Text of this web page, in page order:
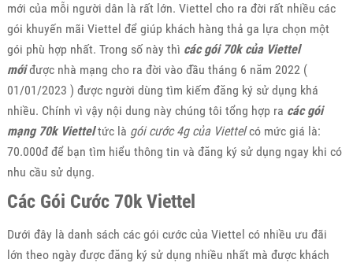
mới của mỗi người dân là rất lớn. Viettel cho ra đời rất nhiều các
gói khuyến mãi Viettel để giúp khách hàng thả ga lựa chọn một
gói phù hợp nhất. Trong số này thì các gói 70k của Viettel
mớiđược nhà mạng cho ra đời vào đầu tháng 6 năm 2022 (
01/01/2023 ) được người dùng tìm kiếm đăng ký sử dụng khá
nhiều. Chính vì vậy nội dung này chúng tôi tổng hợp ra các gói
mạng 70k Vietteltức là gói cước 4g của Viettelcó mức giá là:
70.000đ để bạn tìm hiểu thông tin và đăng ký sử dụng ngay khi có
nhu cầu sử dụng.
Các Gói Cước 70k Viettel
Dưới đây là danh sách các gói cước của Viettel có nhiều ưu đãi
lớn theo ngày được đăng ký sử dụng nhiều nhất mà được khách